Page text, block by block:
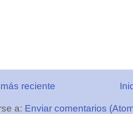
reciente
a: Enviar comentarios